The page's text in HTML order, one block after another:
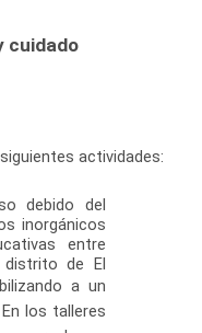
cuidado
siguientes actividades:
debido del
inorgánicos
entre
de El
a un
En los talleres